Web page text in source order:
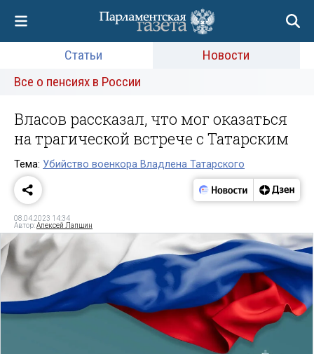
Статьи
Новости
Все о пенсиях в России
Власов рассказал, что мог оказаться
на трагической встрече с Татарским
Тема: Убийство военкора Владлена Татарского
08.04.2023 14:34
Автор:Алексей Лапшин